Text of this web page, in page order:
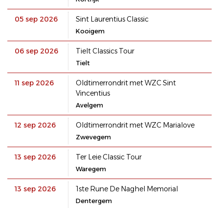
05 sep 2026 Sint Laurentius Classic
Kooigem
06 sep 2026 Tielt Classics Tour
Tielt
11 sep 2026
Oldtimerrondrit met WZC Sint
Vincentius
Avelgem
12 sep 2026 Oldtimerrondrit met WZC Marialove
Zwevegem
13 sep 2026 Ter Leie Classic Tour
Waregem
13 sep 2026 1ste Rune De Naghel Memorial
Dentergem